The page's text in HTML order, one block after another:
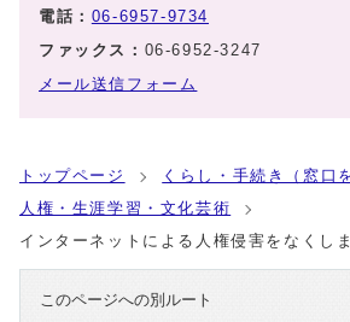
電話： 06-6957-9734
ファックス： 06-6952-3247
メール送信フォーム
トップページ
くらし・手続き（窓口
人権・生涯学習・文化芸術
インターネットによる人権侵害をなくし
このページへの別ルート